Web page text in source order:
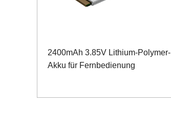
2400mAh 3.85V Lithium-Polymer-
Akku für Fernbedienung